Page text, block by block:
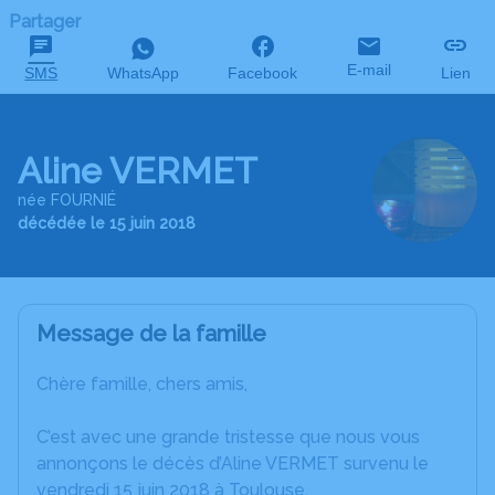
Partager
SMS WhatsApp Facebook E-mail Lien
Aline VERMET
née FOURNIÉ
décédée le 15 juin 2018
Message de la famille
Chère famille, chers amis,
C’est avec une grande tristesse que nous vous
annonçons le décès d’Aline VERMET survenu le
vendredi 15 juin 2018 à Toulouse.